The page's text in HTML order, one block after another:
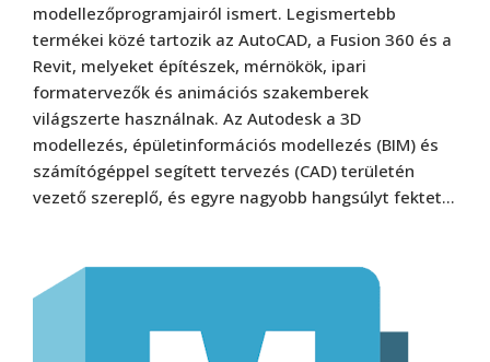
modellezőprogramjairól ismert. Legismertebb
termékei közé tartozik az AutoCAD, a Fusion 360 és a
Revit, melyeket építészek, mérnökök, ipari
formatervezők és animációs szakemberek
világszerte használnak. Az Autodesk a 3D
modellezés, épületinformációs modellezés (BIM) és
számítógéppel segített tervezés (CAD) területén
vezető szereplő, és egyre nagyobb hangsúlyt fektet…